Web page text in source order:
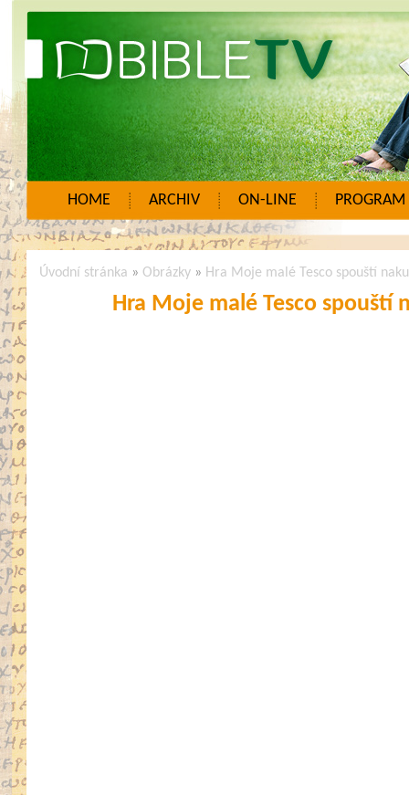
HOME ARCHIV ON-LINE PROGRAM
Úvodní stránka » Obrázky » Hra Moje malé Tesco spouští
Hra Moje malé Tesco spouští